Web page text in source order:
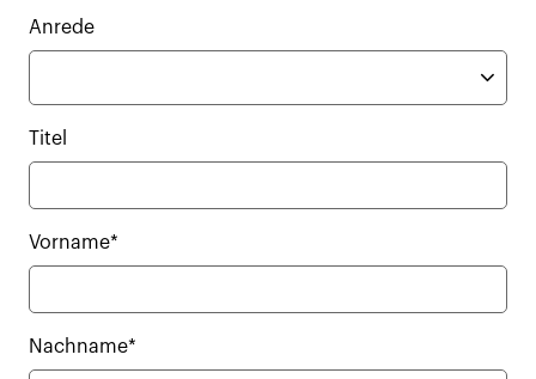
Anrede
Titel
Vorname*
Nachname*